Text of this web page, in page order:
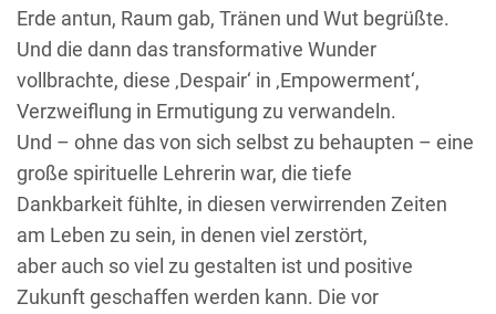
Erde antun, Raum gab, Tränen und Wut begrüßte.
Und die dann das transformative Wunder
vollbrachte, diese ‚Despair‘ in ‚Empowerment‘,
Verzweiflung in Ermutigung zu verwandeln.
Und – ohne das von sich selbst zu behaupten – eine
große spirituelle Lehrerin war, die tiefe
Dankbarkeit fühlte, in diesen verwirrenden Zeiten
am Leben zu sein, in denen viel zerstört,
aber auch so viel zu gestalten ist und positive
Zukunft geschaffen werden kann. Die vor